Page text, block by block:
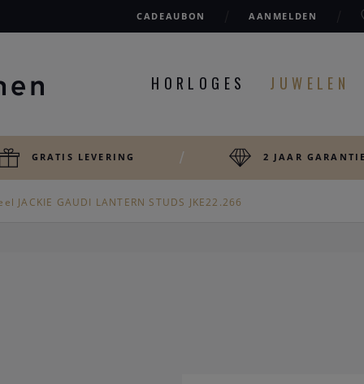
CADEAUBON AANMELDEN
HORLOGES JUWELEN
GRATIS LEVERING 2 JAAR
JACKIE GAUDI LANTERN STUDS JKE22.266